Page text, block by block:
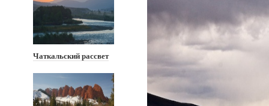
Чаткальский рассвет